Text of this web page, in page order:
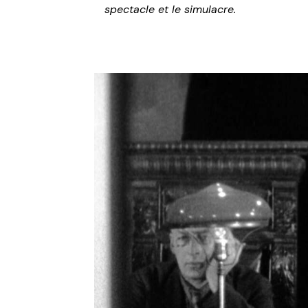
spectacle et le simulacre.